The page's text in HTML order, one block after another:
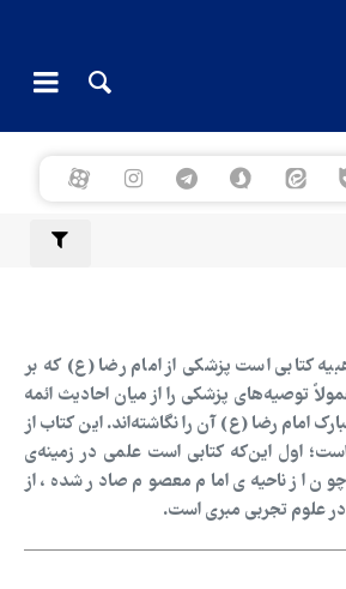
کتابی است پزشکی از امام رضا (ع) که بر
توصیه‌های پزشکی را از میان احادیث ائمه
امام رضا (ع) آن را نگاشته‌اند. این کتاب از
اول این‌که کتابی است علمی در زمینه‌ی
از ناحیه‌ی امام معصوم صادر شده، از
علوم تجربی مبری است.